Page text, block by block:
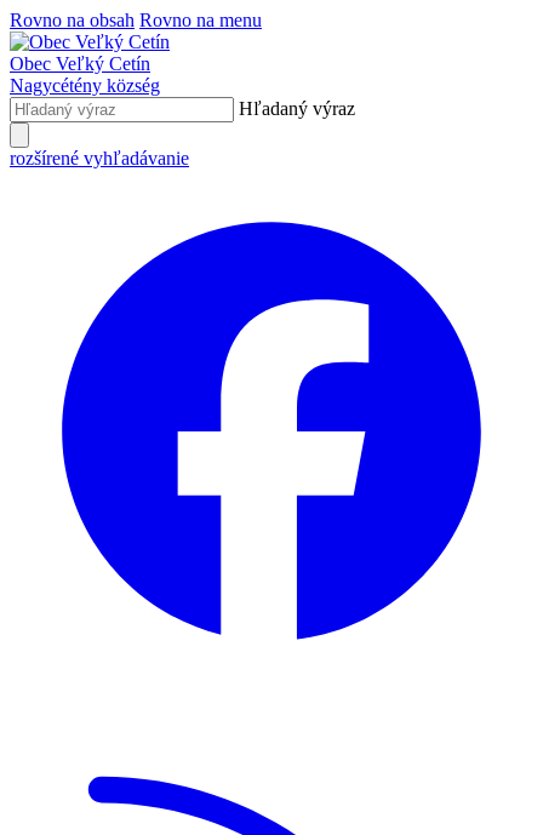
Rovno na obsah Rovno na menu
Obec Veľký Cetín
Nagycétény község
Hľadaný výraz
rozšírené vyhľadávanie